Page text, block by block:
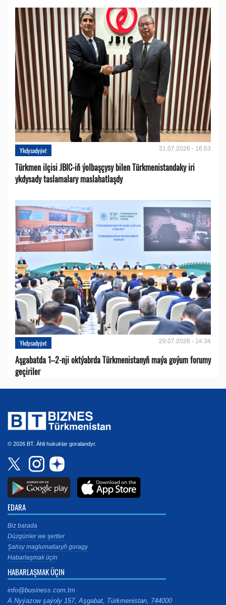
Ykdysadyýet 31.07.2026 - 16:53
Türkmen ilçisi JBIC-iň ýolbaşçysy bilen Türkmenistandaky iri
ykdysady taslamalary maslahatlaşdy
Ykdysadyýet 29.07.2026 - 14:34
Aşgabatda 1–2-nji oktýabrda Türkmenistanyň maýa goýum forumy
geçiriler
© 2026 BT. Ähli hukuklar goralandyr.
EDARA
Biz barada
Düzgünler we şertler
Şahsy maglumatlaryň goragy
Habarlaşmak üçin
HABARLAŞMAK ÜÇIN
info@business.com.tm
A.Nyýazow şaýoly 157, Aşgabat, Türkmenistan, 744000